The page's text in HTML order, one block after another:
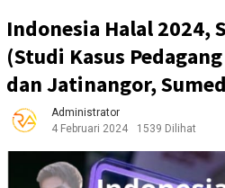
Indonesia Halal 2024,
(Studi Kasus
dan Jatinangor,
Administrator
4 Februari 2024
1539 Dilihat